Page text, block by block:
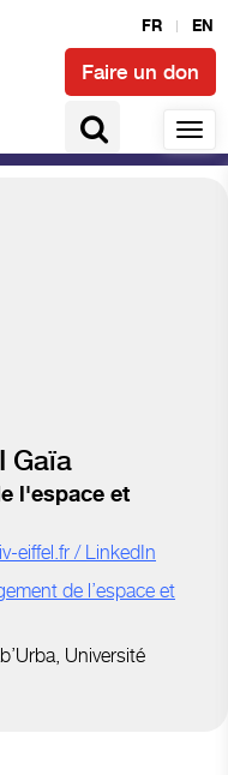
FR EN
Faire un don
Gaïa
l'espace et
eiffel.fr / LinkedIn
de l’espace et
Université